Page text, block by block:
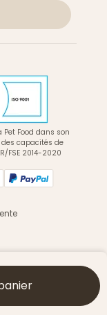
Pet Food dans son
capacités de
FSE 2014-2020
réservés
?